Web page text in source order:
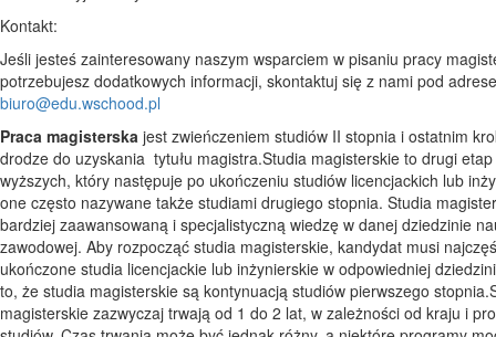
Kontakt:
Jeśli jesteś zainteresowany naszym wsparciem w pisaniu pracy
potrzebujesz dodatkowych informacji, skontaktuj się z nami pod
biuro@edu.wschood.pl
Praca magisterska jest zwieńczeniem studiów II stopnia i ostatnim
drodze do uzyskania tytułu magistra.Studia magisterskie to drugi
wyższych, który następuje po ukończeniu studiów licencjackich lub
one często nazywane także studiami drugiego stopnia. Studia
bardziej zaawansowaną i specjalistyczną wiedzę w danej dziedzinie
zawodowej. Aby rozpocząć studia magisterskie, kandydat musi
ukończone studia licencjackie lub inżynierskie w odpowiedniej
to, że studia magisterskie są kontynuacją studiów pierwszego
magisterskie zazwyczaj trwają od 1 do 2 lat, w zależności od kraju i